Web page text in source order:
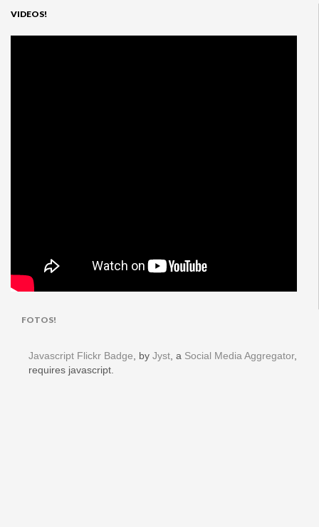
VIDEOS!
FOTOS!
Javascript Flickr Badge , by Jyst , a Social Media Aggregator,
requires javascript.